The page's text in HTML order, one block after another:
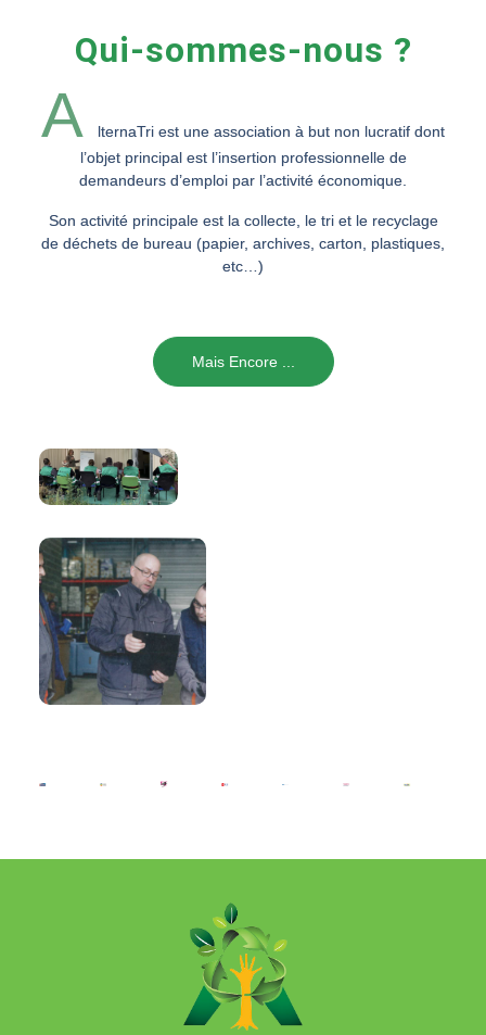
Qui-sommes-nous ?
A
lternaTri est une association à but non lucratif dont
l’objet principal est l’insertion professionnelle de
demandeurs d’emploi par l’activité économique.
Son activité principale est la collecte, le tri et le recyclage
de déchets de bureau (papier, archives, carton, plastiques,
etc…)
Mais Encore ...